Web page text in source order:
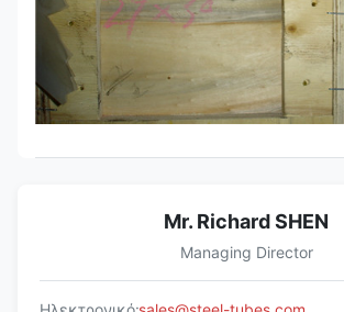
Mr. Richard SHEN
Managing Director